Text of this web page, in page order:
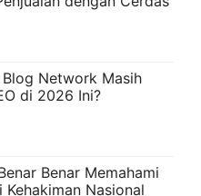
Network Masih
di 2026 Ini?
Benar Memahami
Kehakiman Nasional